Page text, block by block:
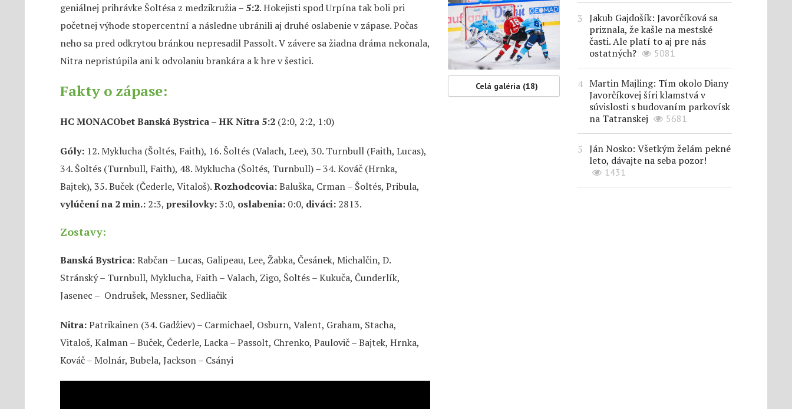
geniálnej prihrávke Šoltésa z medzikružia – 5:2. Hokejisti spod Urpína tak boli pri
početnej výhode stopercentní a následne ubránili aj druhé oslabenie v zápase. Počas
neho sa pred odkrytou bránkou nepresadil Passolt. V závere sa žiadna dráma nekonala,
Nitra nepristúpila ani k odvolaniu brankára a k hre v šestici.
Fakty o zápase:
HC MONACObet Banská Bystrica – HK Nitra 5:2 (2:0, 2:2, 1:0)
Góly: 12. Myklucha (Šoltés, Faith), 16. Šoltés (Valach, Lee), 30. Turnbull (Faith, Lucas),
34. Šoltés (Turnbull, Faith), 48. Myklucha (Šoltés, Turnbull) – 34. Kováč (Hrnka,
Bajtek), 35. Buček (Čederle, Vitaloš).Rozhodcovia:Baluška, Crman – Šoltés, Pribula,
vylúčení na 2 min.: 2:3, presilovky:3:0, oslabenia: 0:0, diváci: 2813.
Zostavy:
Banská Bystrica: Rabčan – Lucas, Galipeau, Lee, Žabka, Česánek, Michalčin, D.
Stránský – Turnbull, Myklucha, Faith – Valach, Zigo, Šoltés – Kukuča, Čunderlík,
Jasenec – Ondrušek, Messner, Sedliačik
Nitra:Patrikainen (34. Gadžiev) – Carmichael, Osburn, Valent, Graham, Stacha,
Vitaloš, Kalman – Buček, Čederle, Lacka – Passolt, Chrenko, Paulovič – Bajtek, Hrnka,
Kováč – Molnár, Bubela, Jackson – Csányi
Celá galéria (18)
Jakub Gajdošík: Javorčíková sa
priznala, že kašle na mestské
časti. Ale platí to aj pre nás
ostatných?
5081
Martin Majling: Tím okolo Diany
Javorčíkovej šíri klamstvá v
súvislosti s budovaním parkovísk
na Tatranskej
5681
Ján Nosko: Všetkým želám pekné
leto, dávajte na seba pozor!
1431